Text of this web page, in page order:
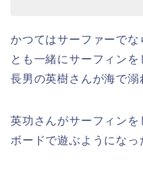
かつてはサーファーで
とも一緒にサーフィンを
長男の英樹さんが海で溺
英功さんがサーフィンを
ボードで遊ぶようになっ